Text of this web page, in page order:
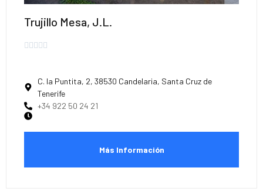
Trujillo Mesa, J.L.
    
C. la Puntita, 2, 38530 Candelaria, Santa Cruz de
Tenerife
+34 922 50 24 21
Más Información